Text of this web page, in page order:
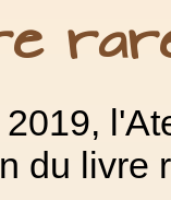
2019,
du livre